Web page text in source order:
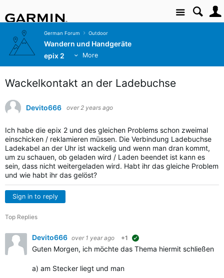
Site
German Forum Outdoor
Wandern und Handgeräte
epix 2
More
Wackelkontakt an der Ladebuchse
Devito666 over 2 years ago
Ich habe die epix 2 und des gleichen Problems schon zweimal
einschicken / reklamieren müssen. Die Verbindung Ladebuchse
Ladekabel an der Uhr ist wackelig und wenn man dran kommt,
um zu schauen, ob geladen wird / Laden beendet ist kann es
sein, dass nicht weitergeladen wird. Habt ihr das gleiche Problem
und wie habt ihr das gelöst?
Sign in to reply
Top Replies
Devito666 over 1 year ago +1
Guten Morgen, ich möchte das Thema hiermit schließen.
a) am Stecker liegt und man